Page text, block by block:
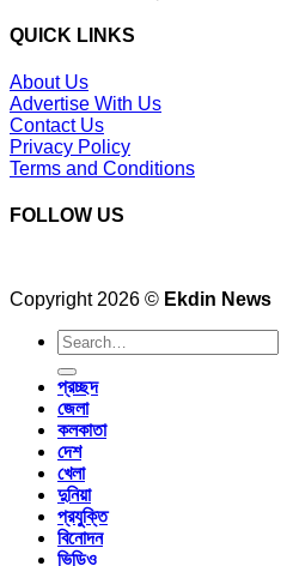
QUICK LINKS
About Us
Advertise With Us
Contact Us
Privacy Policy
Terms and Conditions
FOLLOW US
Copyright 2026 © Ekdin News
প্রচ্ছদ
জেলা
কলকাতা
দেশ
খেলা
দুনিয়া
প্রযুক্তি
বিনোদন
ভিডিও